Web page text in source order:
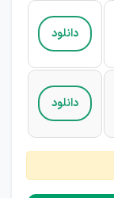
دانلود
دانلود